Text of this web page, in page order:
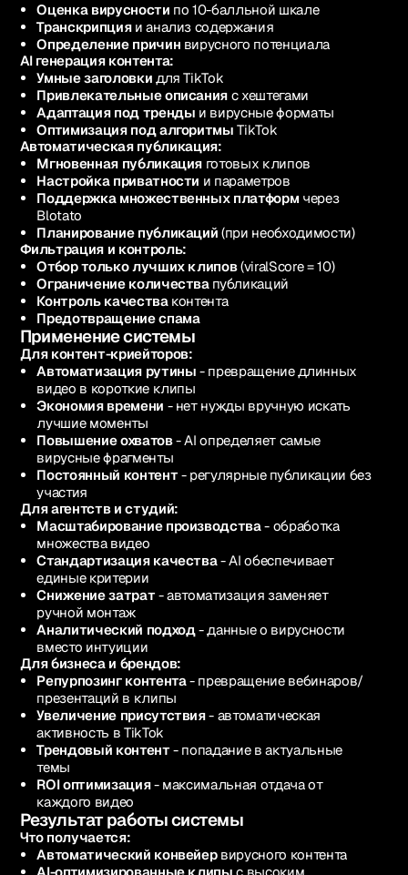
Оценка вирусности по 10-балльной шкале
Транскрипцияи анализ содержания
Определение причин вирусного потенциала
AI генерация контента:
Умные заголовки для TikTok
Привлекательные описания с хештегами
Адаптация под тренды и вирусные форматы
Оптимизация под алгоритмы TikTok
Автоматическая публикация:
Мгновенная публикация готовых клипов
Настройка приватности и параметров
Поддержка множественных платформ через
Blotato
Планирование публикаций (при необходимости)
Фильтрация и контроль:
Отбор только лучших клипов(viralScore = 10)
Ограничение количествапубликаций
Контроль качестваконтента
Предотвращение спама
Применение системы
Для контент-криейторов:
Автоматизация рутины - превращение длинных
видео в короткие клипы
Экономия времени - нет нужды вручную искать
лучшие моменты
Повышение охватов- AI определяет самые
вирусные фрагменты
Постоянный контент- регулярные публикации без
участия
Для агентств и студий:
Масштабирование производства- обработка
множества видео
Стандартизация качества- AI обеспечивает
единые критерии
Снижение затрат- автоматизация заменяет
ручной монтаж
Аналитический подход- данные о вирусности
вместо интуиции
Для бизнеса и брендов:
Репурпозинг контента- превращение вебинаров/
презентаций в клипы
Увеличение присутствия- автоматическая
активность в TikTok
Трендовый контент- попадание в актуальные
темы
ROI оптимизация- максимальная отдача от
каждого видео
Результат работы системы
Что получается:
Автоматический конвейервирусного контента